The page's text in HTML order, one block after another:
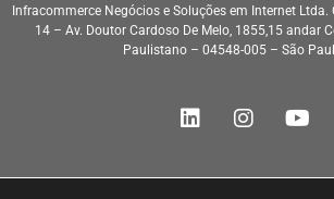
Infracommerce Negócios e Soluções em Internet
14 – Av. Doutor Cardoso De Melo, 1855,15 andar
Paulistano – 04548-005 – São